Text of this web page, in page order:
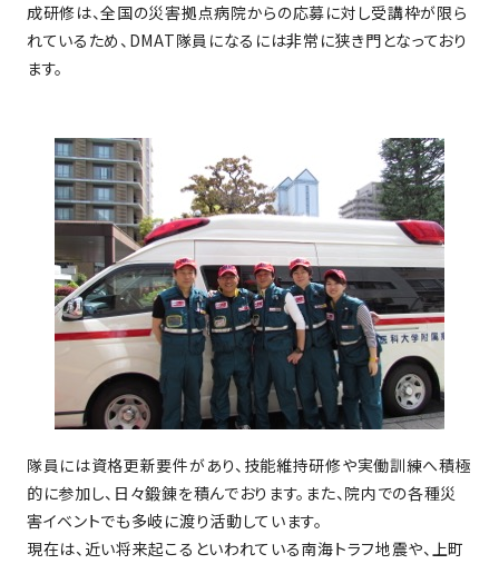
成研修は、全国の災害拠点病院からの応募に対し受講枠が限ら
れているため、DMAT隊員になるには非常に狭き門となっており
ます。
隊員には資格更新要件があり、技能維持研修や実働訓練へ積極
的に参加し、日々鍛錬を積んでおります。また、院内での各種災
害イベントでも多岐に渡り活動しています。
現在は、近い将来起こるといわれている南海トラフ地震や、上町